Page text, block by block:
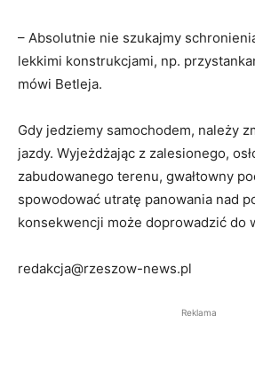
– Absolutnie nie szukajmy
lekkimi konstrukcjami, np.
mówi Betleja.
Gdy jedziemy samochodem, należy
jazdy. Wyjeżdżając z zalesionego,
zabudowanego terenu, gwałtowny
spowodować utratę panowania nad
konsekwencji może doprowadzić do
redakcja@rzeszow-news.pl
Reklama